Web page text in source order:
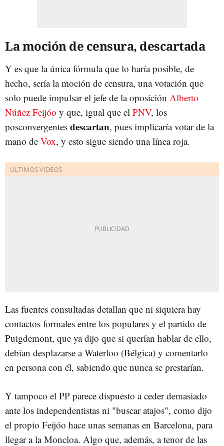
La moción de censura, descartada
Y es que la única fórmula que lo haría posible, de
hecho, sería la moción de censura, una votación que
solo puede impulsar el jefe de la oposición Alberto
Núñez Feijóo y que, igual que el PNV, los
posconvergentes descartan, pues implicaría votar de la
mano de Vox, y esto sigue siendo una línea roja.
Las fuentes consultadas detallan que ni siquiera hay
contactos formales entre los populares y el partido de
Puigdemont, que ya dijo que si querían hablar de ello,
debían desplazarse a Waterloo (Bélgica) y comentarlo
en persona con él, sabiendo que nunca se prestarían.
Y tampoco el PP parece dispuesto a ceder demasiado
ante los independentistas ni "buscar atajos", como dijo
el propio Feijóo hace unas semanas en Barcelona, para
llegar a la Moncloa. Algo que, además, a tenor de las